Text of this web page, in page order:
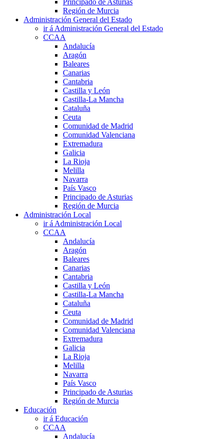
Región de Murcia
Administración General del Estado
ir á Administración General del Estado
CCAA
Andalucía
Aragón
Baleares
Canarias
Cantabria
Castilla y León
Castilla-La Mancha
Cataluña
Ceuta
Comunidad de Madrid
Comunidad Valenciana
Extremadura
Galicia
La Rioja
Melilla
Navarra
País Vasco
Principado de Asturias
Región de Murcia
Administración Local
ir á Administración Local
CCAA
Andalucía
Aragón
Baleares
Canarias
Cantabria
Castilla y León
Castilla-La Mancha
Cataluña
Ceuta
Comunidad de Madrid
Comunidad Valenciana
Extremadura
Galicia
La Rioja
Melilla
Navarra
País Vasco
Principado de Asturias
Región de Murcia
Educación
ir á Educación
CCAA
Andalucía